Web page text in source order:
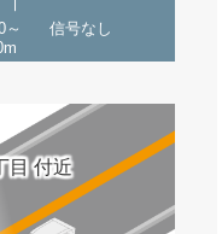
～
信号なし
目 付近